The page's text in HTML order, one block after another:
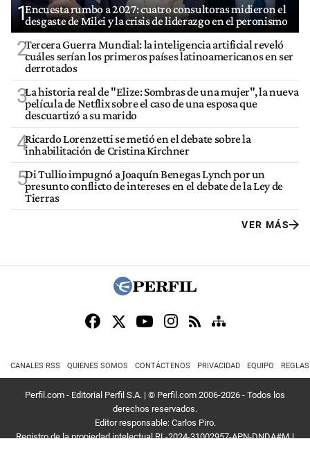
1Encuesta rumbo a 2027: cuatro consultoras midieron el
desgaste de Milei y la crisis de liderazgo en el peronismo
2Tercera Guerra Mundial: la inteligencia artificial reveló
cuáles serían los primeros países latinoamericanos en ser
derrotados
3La historia real de "Elize: Sombras de una mujer", la nueva
película de Netflix sobre el caso de una esposa que
descuartizó a su marido
4Ricardo Lorenzetti se metió en el debate sobre la
inhabilitación de Cristina Kirchner
5Di Tullio impugnó a Joaquín Benegas Lynch por un
presunto conflicto de intereses en el debate de la Ley de
Tierras
VER MÁS
CANALES RSS QUIENES SOMOS CONTÁCTENOS PRIVACIDAD EQUIPO
Perfil.com - Editorial Perfil S.A. | © Perfil.com 2006-2026 - Todos los
derechos reservados.
Editor responsable: Carlos Piro.
Registro de la propiedad intelectual RL-2024-31002957-APN-DNDA#MJ